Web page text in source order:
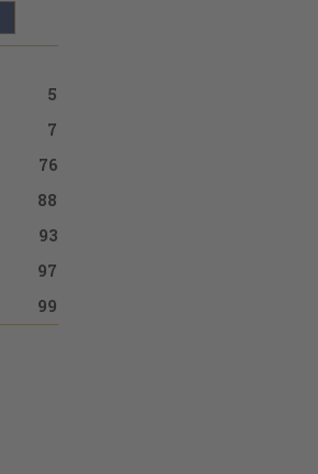
5
7
76
88
93
97
99